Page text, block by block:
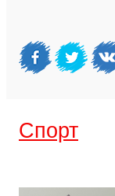
Спорт